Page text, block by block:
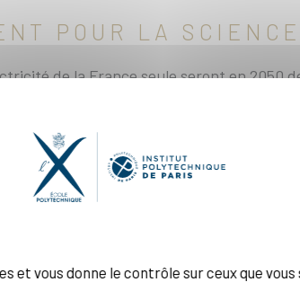
POUR LA SCIENCE
de la France seule seront en 2050
On les connaît : énergies
sur le choix français de l’énergie
nous avons besoin d’une énergie
, mais en matière d’énergie, il faut se
entre les technologies nucléaires
inlassable pour l’innovation et la
et vous donne le contrôle sur ceux que